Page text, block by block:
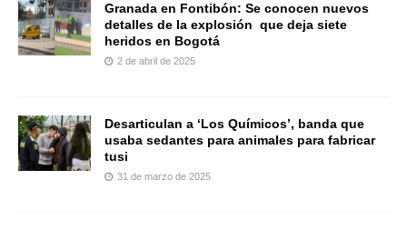
Granada en Fontibón: Se conocen nuevos
detalles de la explosión que deja siete
heridos en Bogotá
2 de abril de 2025
Desarticulan a ‘Los Químicos’, banda que
usaba sedantes para animales para fabricar
tusi
31 de marzo de 2025